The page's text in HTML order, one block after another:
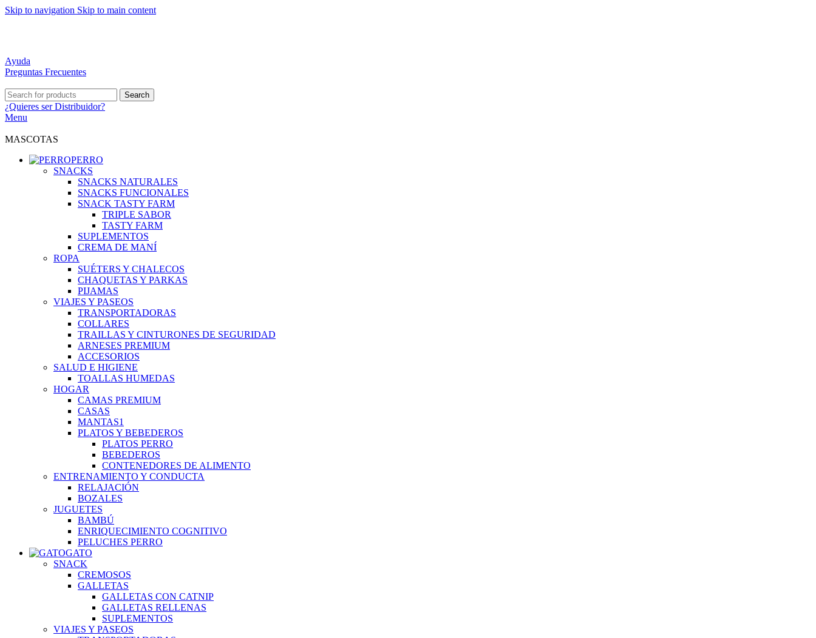
Skip to navigation Skip to main content
Ayuda
Preguntas Frecuentes
Search
¿Quieres ser Distribuidor?
Menu
MASCOTAS
PERRO
SNACKS
SNACKS NATURALES
SNACKS FUNCIONALES
SNACK TASTY FARM
TRIPLE SABOR
TASTY FARM
SUPLEMENTOS
CREMA DE MANÍ
ROPA
SUÉTERS Y CHALECOS
CHAQUETAS Y PARKAS
PIJAMAS
VIAJES Y PASEOS
TRANSPORTADORAS
COLLARES
TRAILLAS Y CINTURONES DE SEGURIDAD
ARNESES PREMIUM
ACCESORIOS
SALUD E HIGIENE
TOALLAS HUMEDAS
HOGAR
CAMAS PREMIUM
CASAS
MANTAS1
PLATOS Y BEBEDEROS
PLATOS PERRO
BEBEDEROS
CONTENEDORES DE ALIMENTO
ENTRENAMIENTO Y CONDUCTA
RELAJACIÓN
BOZALES
JUGUETES
BAMBÚ
ENRIQUECIMIENTO COGNITIVO
PELUCHES PERRO
GATO
SNACK
CREMOSOS
GALLETAS
GALLETAS CON CATNIP
GALLETAS RELLENAS
SUPLEMENTOS
VIAJES Y PASEOS